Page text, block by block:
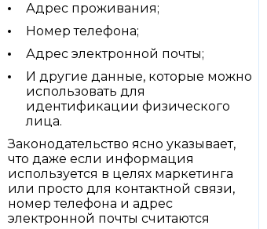
Адрес проживания;
Номер телефона;
Адрес электронной почты;
И другие данные, которые можно
использовать для
идентификации физического
лица.
Законодательство ясно указывает,
что даже если информация
используется в целях маркетинга
или просто для контактной связи,
номер телефона и адрес
электронной почты считаются